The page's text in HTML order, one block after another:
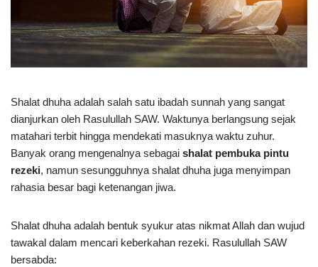
Shalat dhuha adalah salah satu ibadah sunnah yang sangat
dianjurkan oleh Rasulullah SAW. Waktunya berlangsung sejak
matahari terbit hingga mendekati masuknya waktu zuhur.
Banyak orang mengenalnya sebagai shalat pembuka pintu
rezeki, namun sesungguhnya shalat dhuha juga menyimpan
rahasia besar bagi ketenangan jiwa.
Shalat dhuha adalah bentuk syukur atas nikmat Allah dan wujud
tawakal dalam mencari keberkahan rezeki. Rasulullah SAW
bersabda: